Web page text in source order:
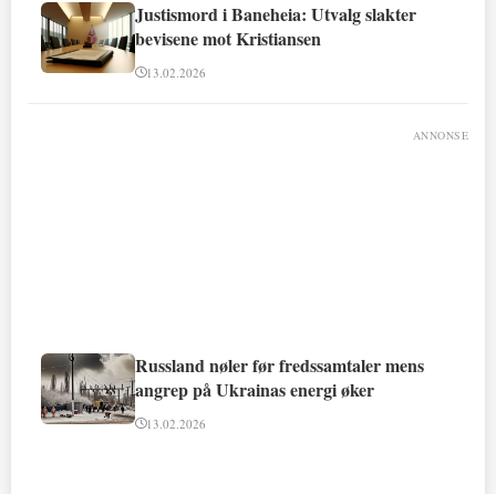
Justismord i Baneheia: Utvalg slakter
bevisene mot Kristiansen
13.02.2026
ANNONSE
Russland nøler før fredssamtaler mens
angrep på Ukrainas energi øker
13.02.2026